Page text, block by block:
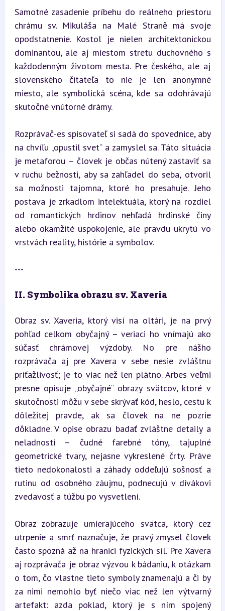
Samotné zasadenie príbehu do reálneho priestoru
chrámu sv. Mikuláša na Malé Straně má svoje
opodstatnenie. Kostol je nielen architektonickou
dominantou, ale aj miestom stretu duchovného s
každodenným životom mesta. Pre českého, ale aj
slovenského čitateľa to nie je len anonymné
miesto, ale symbolická scéna, kde sa odohrávajú
skutočné vnútorné drámy.
Rozprávač-es spisovateľ si sadá do spovednice, aby
na chvíľu „opustil svet“ a zamyslel sa. Táto situácia
je metaforou – človek je občas nútený zastaviť sa
v ruchu bežnosti, aby sa zahľadel do seba, otvoril
sa možnosti tajomna, ktoré ho presahuje. Jeho
postava je zrkadlom intelektuála, ktorý na rozdiel
od romantických hrdinov nehľadá hrdinské činy
alebo okamžité uspokojenie, ale pravdu ukrytú vo
vrstvách reality, histórie a symbolov.
---
II. Symbolika obrazu sv. Xaveria
Obraz sv. Xaveria, ktorý visí na oltári, je na prvý
pohľad celkom obyčajný – veriaci ho vnímajú ako
súčasť chrámovej výzdoby. No pre nášho
rozprávača aj pre Xavera v sebe nesie zvláštnu
príťažlivosť; je to viac než len plátno. Arbes veľmi
presne opisuje „obyčajné“ obrazy svätcov, ktoré v
skutočnosti môžu v sebe skrývať kód, heslo, cestu k
dôležitej pravde, ak sa človek na ne pozrie
dôkladne. V opise obrazu badať zvláštne detaily a
neladnosti – čudné farebné tóny, tajuplné
geometrické tvary, nejasne vykreslené črty. Práve
tieto nedokonalosti a záhady oddeľujú sošnosť a
rutinu od osobného záujmu, podnecujú v divákovi
zvedavosť a túžbu po vysvetlení.
Obraz zobrazuje umierajúceho svätca, ktorý cez
utrpenie a smrť naznačuje, že pravý zmysel človek
často spozná až na hranici fyzických síl. Pre Xavera
aj rozprávača je obraz výzvou k bádaniu, k otázkam
o tom, čo vlastne tieto symboly znamenajú a či by
za nimi nemohlo byť niečo viac než len výtvarný
artefakt: azda poklad, ktorý je s ním spojený